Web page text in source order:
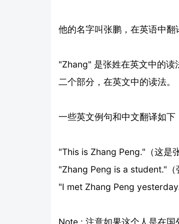
他的名字叫张鹏，在英语中翻
"Zhang" 是张姓在英文中的
二个部分，在英文中的读法。
一些英文例句和中文翻译如下
"This is Zhang Peng."（这是
"Zhang Peng is a student."（
"I met Zhang Peng
Note : 注意如果这个人是在